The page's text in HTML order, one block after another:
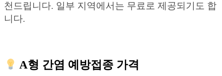
천드립니다. 일부 지역에서는 무료로 제공되기도 합
니다.
A형 간염 예방접종 가격